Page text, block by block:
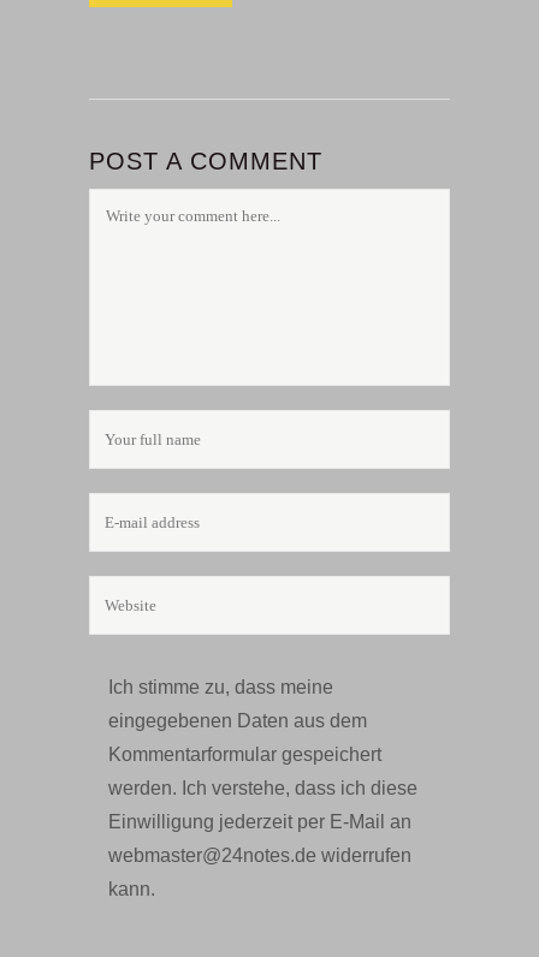
POST A COMMENT
Ich stimme zu, dass meine
eingegebenen Daten aus dem
Kommentarformular gespeichert
werden. Ich verstehe, dass ich diese
Einwilligung jederzeit per E-Mail an
webmaster@24notes.de widerrufen
kann.